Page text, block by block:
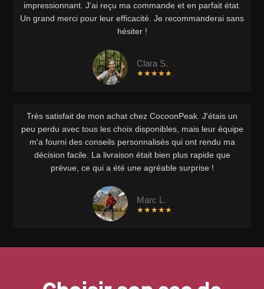
impressionnant. J'ai reçu ma commande et en parfait état.
Un grand merci pour leur efficacité. Je recommanderai sans
hésiter !
Clara S.
★★★★★
Très satisfait de mon achat chez CocoonPeak. J'étais un
peu perdu avec tous les choix disponibles, mais leur équipe
m'a fourni des conseils personnalisés qui ont rendu ma
décision facile. La livraison était bien plus rapide que
prévue, ce qui a été une agréable surprise !
Marc L.
★★★★★